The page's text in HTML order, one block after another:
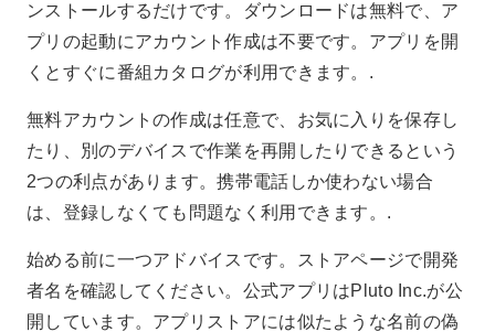
ンストールするだけです。ダウンロードは無料で、ア
プリの起動にアカウント作成は不要です。アプリを開
くとすぐに番組カタログが利用できます。.
無料アカウントの作成は任意で、お気に入りを保存し
たり、別のデバイスで作業を再開したりできるという
2つの利点があります。携帯電話しか使わない場合
は、登録しなくても問題なく利用できます。.
始める前に一つアドバイスです。ストアページで開発
者名を確認してください。公式アプリはPluto Inc.が公
開しています。アプリストアには似たような名前の偽